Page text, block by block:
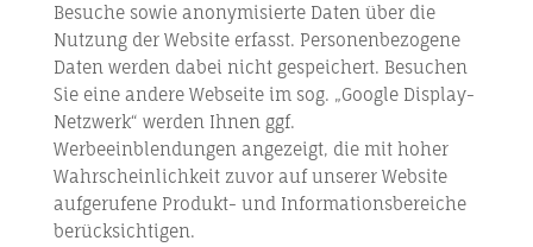
Besuche sowie anonymisierte Daten über die
Nutzung der Website erfasst. Personenbezogene
Daten werden dabei nicht gespeichert. Besuchen
Sie eine andere Webseite im sog. „Google Display-
Netzwerk“ werden Ihnen ggf.
Werbeeinblendungen angezeigt, die mit hoher
Wahrscheinlichkeit zuvor auf unserer Website
aufgerufene Produkt- und Informationsbereiche
berücksichtigen.